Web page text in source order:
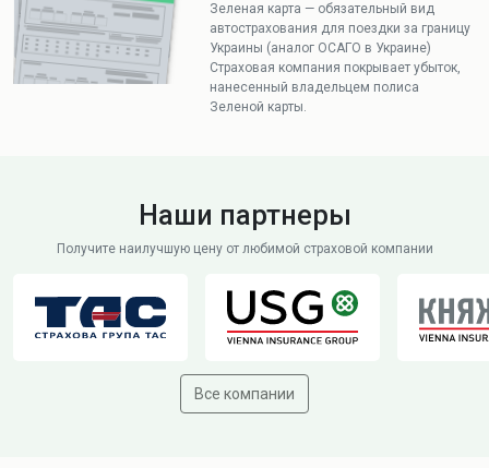
Зеленая карта — обязательный вид
автострахования для поездки за границу
Украины (аналог ОСАГО в Украине)
Страховая компания покрывает убыток,
нанесенный владельцем полиса
Зеленой карты.
Наши партнеры
Получите наилучшую цену от любимой страховой компании
Все компании